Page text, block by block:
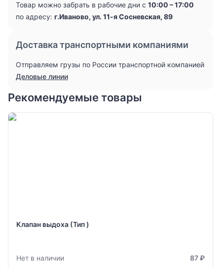
Товар можно забрать в рабочие дни с 10:00 – 17:00
по адресу: г.Иваново, ул. 11-я Сосневская, 89
Доставка транспортными компаниями
Отправляем грузы по России транспортной компанией
Деловые линии
Рекомендуемые товары
Клапан выдоха (Тип )
Нет в наличии 87 ₽